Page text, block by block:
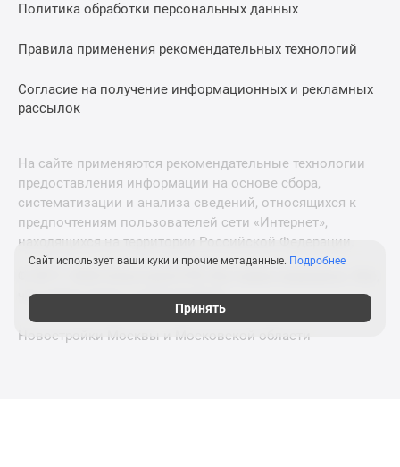
Политика обработки персональных данных
Правила применения рекомендательных технологий
Согласие на получение информационных и рекламных
рассылок
На сайте применяются рекомендательные технологии
предоставления информации на основе сбора,
систематизации и анализа сведений, относящихся к
предпочтениям пользователей сети «Интернет»,
находящихся на территории Российской Федерации.
что нужно знать о новостройках
Новостройки Москвы и Московской области
Сайт использует ваши куки и прочие метаданные. Подробнее
Принять